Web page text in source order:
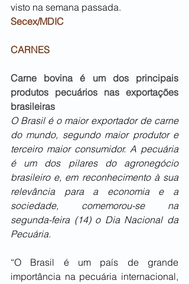
visto na semana passada.
Secex/MDIC
CARNES
Carne bovina é um dos principais
produtos pecuários nas exportações
brasileiras
O Brasil é o maior exportador de carne
do mundo, segundo maior produtor e
terceiro maior consumidor. A pecuária
é um dos pilares do agronegócio
brasileiro e, em reconhecimento à sua
relevância para a economia e a
sociedade, comemorou-se na
segunda-feira (14) o Dia Nacional da
Pecuária.
“O Brasil é um país de grande
importância na pecuária internacional,